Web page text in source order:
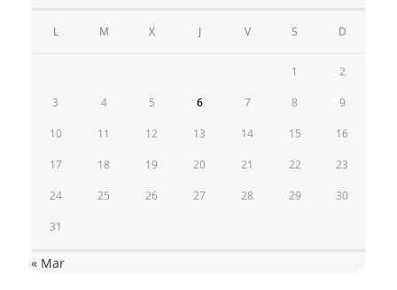
L M X J V S D
1 2
3 4 5 6 7 8 9
10 11 12 13 14 15 16
17 18 19 20 21 22 23
24 25 26 27 28 29 30
31
« Mar